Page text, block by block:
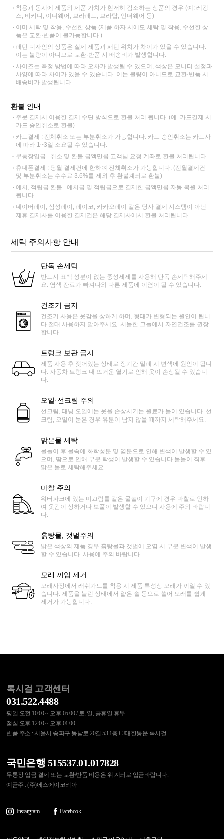
착용과 동시에 제품의 제품 가치가 현저히 감소하는 상품의 경우 (예: 레깅
스, 비키니, 이너웨어, 브라패드, 브라탑, 언더웨어 등)
이미 세탁 및 착용, 수선한 상품 (제품 하자 시에도 세탁 및 착용, 수선한 상
품은 교환·반품이 불가능합니다.)
패턴 디자인의 상품은 실제 제품과 패턴 위치가 차이가 있을 수 있습니다.
이는 불량이 아니므로 교환·반품 시 배송비가 발생합니다.
사이즈는 측정 방법에 따라 오차가 발생될 수 있으며, 색상은 모니터 설정과
사양에 따라 차이가 있을 수 있습니다. 이는 불량이 아니므로 교환·반품 시
배송비가 발생됩니다.
환불 안내
주문 결제시 이용한 결제 수단 방식으로 환불 처리 됩니다. (예: 카드결제 시
카드 승인취소로 환불)
카드결제 : 전체취소 또는 부분취소가 가능합니다. 카드 승인취소는 카드사
에 따라 1~3일 소요될 수 있습니다.
무통장입금 : 취소 및 환불 금액만큼 고객님 요청 계좌로 환불 처리됩니다.
휴대폰결제 : 당월 결제건에 한하여 전체취소가 가능합니다. (전월결제건
및 부분취소는 수수료 3.6%를 제외 후 환불계좌로 환불)
예치, 적립금 환불 : 예치금 및 적립금으로 결제한 금액만큼 자동 복원 처리
됩니다.
네이버페이, 삼성페이, 페이코, 카카오페이 같은 당사 결제 시스템이 아닌
제휴 결제사를 이용한 결제건은 해당 결제사에서 환불 처리됩니다.
세탁 주의사항 안내
단독 손세탁
반드시 표백 성분이 없는 중성세제를 사용해 단독 손세탁해주세
요. 염색 잔료가 빠져나와 다른 제품에 이염이 될 수 있습니다.
건조기 금지
건조기 사용은 옷감을 상하게 하며, 형태가 변형되는 원인이 됩니
다.절대 사용하지 말아주세요. 서늘한 그늘에서 자연건조를 권장
합니다.
트렁크 보관 금지
제품 사용 후 젖어있는 상태로 장기간 밀폐 시 변색에 원인이 됩니
다. 자동차 트렁크 내 뜨거운 열기로 인해 옷이 손상될 수 있습니
다.
오일·선크림 주의
선크림, 태닝 오일에는 옷을 손상시키는 원료가 들어 있습니다. 선
크림, 오일이 묻은 경우 유분이 남지 않을 때까지 세탁해주세요.
맑은물 세탁
물놀이 후 물속에 화학성분 및 염분으로 인해 변색이 발생할 수 있
으며, 땀으로 인해 부분 탁생이 발생할 수 있습니다.물놀이 직후
맑은 물로 세탁해주세요.
마찰 주의
워터파크에 있는 미끄럼틀 같은 물놀이 기구에 경우 마찰로 인하
여 옷감이 상하거나 보풀이 발생할 수 있으니 사용에 주의 바랍니
다.
흙탕물, 갯벌주의
밝은 색상의 제품 경우 흙탕물과 갯벌에 오염 시 부분 변색이 발생
할 수 있습니다. 사용에 주의 바랍니다.
모래 끼임 제거
모래사장에서 래쉬가드를 착용 시 제품 특성상 모래가 끼일 수 있
습니다. 제품을 늘린 상태에서 얇은 솔 등으로 쓸어 모래를 쉽게
제거가 가능합니다.
록시걸 고객센터
031.522.4488
평일 오전 10:00 ~ 오후 05:00 / 토, 일, 공휴일 휴무
점심 오후 12:00 ~ 오후 01:00
반품 주소 : 서울시 송파구 동남로 20길 53 1층 CJ대한통운 록시걸
국민은행 515537.01.017828
무통장 입금 결제 또는 교환/반품 비용은 위 계좌로 입금바랍니다.
예금주 : (주)에스에이코리아
Instargram Facebook